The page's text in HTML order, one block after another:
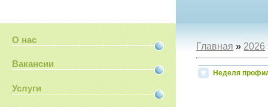
О нас
Вакансии
Услуги
Главная » 2026
Неделя